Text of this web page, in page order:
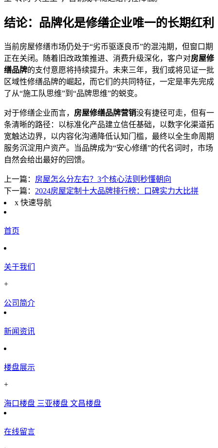
结论：品牌化是修缮企业唯一的长期红利
当前房屋修缮市场仍处于“劣币驱逐良币”的混沌期，但窗口期
正在关闭。随着旧改政策推进、消费升级深化，客户对房屋修
缮品牌的支付意愿将持续提升。未来三年，我们或将见证一批
区域性修缮品牌的崛起，而它们的共同特征，一定是率先完成
了从“施工队思维”到“品牌思维”的蜕变。
对于修缮企业而言， 房屋修缮品牌营销没有捷径可走，但有一
条清晰的路径：以标准化产品建立信任基础，以数字化渠道拓
宽触达边界，以内容化沟通降低认知门槛，最终以全生命周期
服务沉淀用户资产。当品牌成为“安心修缮”的代名词时，市场
自然会给出最好的回馈。
上一篇： 房屋怎么分左右？3个核心法则秒懂朝向
下一篇： 2024房屋定制十大品牌排行榜：口碑实力大比拼
x 快速导航
首页
关于我们
+
公司简介
新闻资讯
楼盘展示
+
海口楼盘 三亚楼盘 文昌楼盘
在线留言